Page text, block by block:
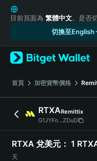
English
日本語
Русский
Español (Latinoamérica)
Türkçe
Italiano
简体中文
繁體中文
Português (Portugal)
Bahasa Indonesia
目前頁面為 繁體中文。是否
切換至English
首頁 加密貨幣價格
RTXARemittix
G1JYFo...ZDuD
RTXA 兌美元： 1
天